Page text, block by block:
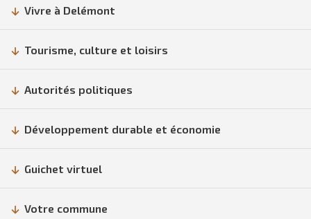
Vivre à Delémont
Tourisme, culture et loisirs
Autorités politiques
Développement durable et économie
Guichet virtuel
Votre commune